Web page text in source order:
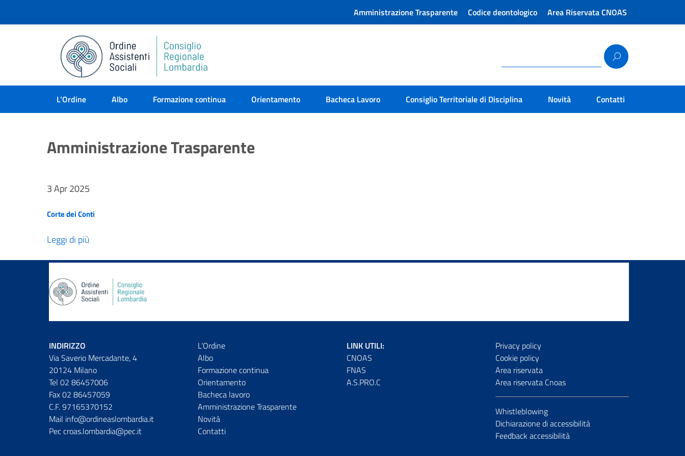
Amministrazione Trasparente Codice deontologico Area Riservata CNOAS
L’Ordine Albo Formazione continua Orientamento Bacheca Lavoro Consiglio Territoriale di Disciplina Novità Contatti
Amministrazione Trasparente
3 Apr 2025
Corte dei Conti
Leggi di più
INDIRIZZO
Via Saverio Mercadante, 4
20124 Milano
Tel 02 86457006
Fax 02 86457059
C.F. 97165370152
Mail info@ordineaslombardia.it
Pec croas.lombardia@pec.it
L'Ordine
Albo
Formazione continua
Orientamento
Bacheca lavoro
Amministrazione Trasparente
Novità
Contatti
LINK UTILI:
CNOAS
FNAS
A.S.PRO.C
Privacy policy
Cookie policy
Area riservata
Area riservata Cnoas
Whistleblowing
Dichiarazione di accessibilità
Feedback accessibilità